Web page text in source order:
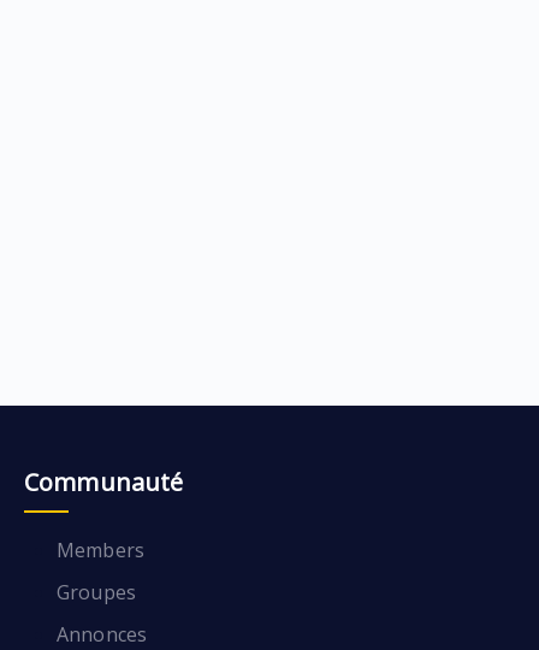
Communauté
Members
Groupes
Annonces